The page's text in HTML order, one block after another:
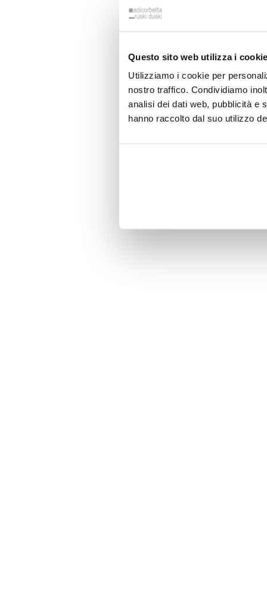
Questo sito web utilizza i
Utilizziamo i cookie per
nostro traffico. Condividiamo
analisi dei dati web, pubblicità e
hanno raccolto dal suo utilizzo